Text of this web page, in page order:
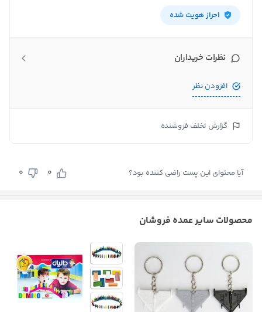
احراز هویت شده
نظرات خریداران
افزودن نظر
گزارش تخلف فروشنده
آیا محتوای این پست راضی کننده بود؟ 0
0
محصولات سایر عمده فروشان